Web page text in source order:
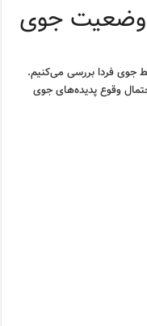
وضعیت جوی
جوی فردا بررسی می‌کنیم.
وقوع پدیده‌های جوی